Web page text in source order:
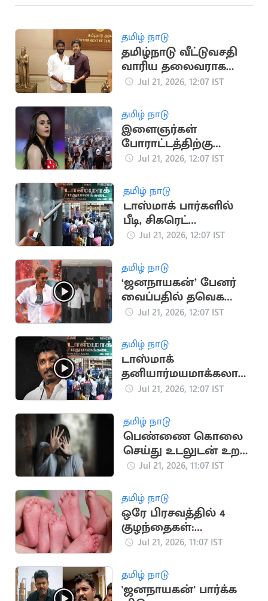
தமிழ் நாடு
தமிழ்நாடு வீட்டுவசதி
வாரிய தலைவராக
தவெக நிர்வாகி சிவா
Jul 21, 2026, 12:07 IST
தமிழ் நாடு
இளைஞர்கள்
போராட்டத்திற்கு
நடிகை ப்ரீத்தி ஜிந்தா
Jul 21, 2026, 12:07 IST
தமிழ் நாடு
டாஸ்மாக் பார்களில்
பீடி, சிகரெட்
விற்பனைக்குத் தடை
Jul 21, 2026, 12:07 IST
தமிழ் நாடு
‘ஜனநாயகன்’ பேனர்
வைப்பதில் தவெக
நிர்வாகிகள் இடையே
Jul 21, 2026, 12:07 IST
தமிழ் நாடு
டாஸ்மாக்
தனியார்மயமாக்கலா?
அமைச்சர் விக்னேஷ்
Jul 21, 2026, 12:07 IST
தமிழ் நாடு
பெண்ணை கொலை
செய்து உடலுடன் உறவு
கொண்ட சைக்கோ
Jul 21, 2026, 11:07 IST
தமிழ் நாடு
ஒரே பிரசவத்தில் 4
குழந்தைகள்:
நிதியுதவி கோரும்
குடும்பம்
Jul 21, 2026, 11:07 IST
தமிழ் நாடு
'ஜனநாயகன்' பார்க்க